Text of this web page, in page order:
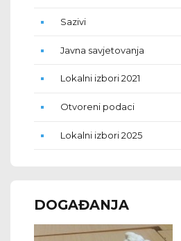
Sazivi
Javna savjetovanja
Lokalni izbori 2021
Otvoreni podaci
Lokalni izbori 2025
DOGAĐANJA